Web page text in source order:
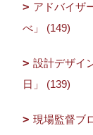
アドバイザ
べ」 (149)
設計デザイ
日」 (139)
現場監督ブ